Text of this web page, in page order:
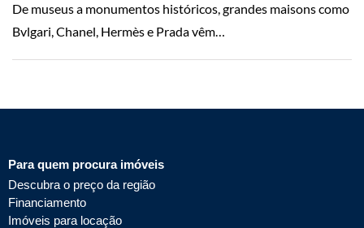
De museus a monumentos históricos, grandes maisons como
Bvlgari, Chanel, Hermès e Prada vêm…
Para quem procura imóveis
Descubra o preço da região
Financiamento
Imóveis para locação